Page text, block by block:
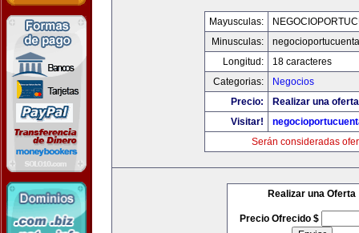
Mayusculas:
Minusculas:
Longitud:
18 caracteres
Categorias:
Negocios
Precio:
Realizar una
Visitar!
Serán consideradas
Realizar una Oferta
Precio Ofrecido $